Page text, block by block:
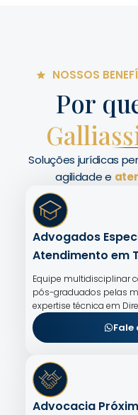
NOSSOS
Por
Soluções jurídicas
agilidade e
Advogados
Atendimento em
Equipe multidisciplinar
pós-graduados pelas
expertise técnica em
Fale
Advocacia